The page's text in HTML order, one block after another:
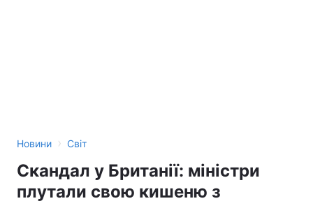
Новини › Світ
Скандал у Британії: міністри
плутали свою кишеню з